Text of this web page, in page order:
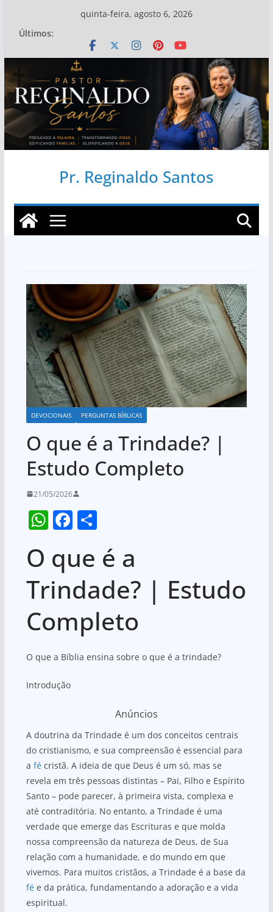
conteúdo
quinta-feira, agosto 6, 2026
Últimos:
Pr. Reginaldo Santos
DEVOCIONAIS PERGUNTAS BÍBLICAS
O que é a Trindade? |
Estudo Completo
21/05/2026
W
at
s
A
p
p
F
c
e
b
o
o
k
S
ar
O que é a
Trindade? | Estudo
Completo
O que a Bíblia ensina sobre o que é a trindade?
Introdução
Anúncios
A doutrina da Trindade é um dos conceitos centrais
do cristianismo, e sua compreensão é essencial para
a fécristã. A ideia de que Deus é um só, mas se
revela em três pessoas distintas – Pai, Filho e Espírito
Santo – pode parecer, à primeira vista, complexa e
até contraditória. No entanto, a Trindade é uma
verdade que emerge das Escrituras e que molda
nossa compreensão da natureza de Deus, de Sua
relação com a humanidade, e do mundo em que
vivemos. Para muitos cristãos, a Trindade é a base da
fée da prática, fundamentando a adoração e a vida
espiritual.